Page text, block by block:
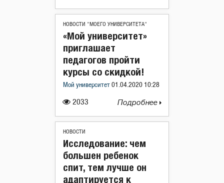
НОВОСТИ "МОЕГО УНИВЕРСИТЕТА"
2033
«Мой университет»
приглашает
педагогов пройти
курсы со скидкой!
Мой университет 01.04.2020 10:28
Подробнее
НОВОСТИ
Исследование: чем
большен ребенок
спит, тем лучше он
адаптируется к